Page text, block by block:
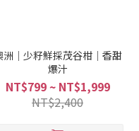
洲｜少籽鮮採茂谷柑｜香甜
爆汁
NT$799 ~ NT$1,999
NT$2,400